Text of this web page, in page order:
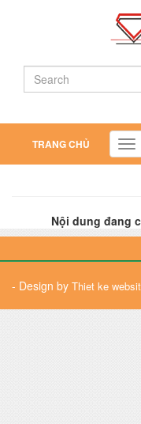
TRANG CHỦ
Nội dung đang
- Design by Thiet ke